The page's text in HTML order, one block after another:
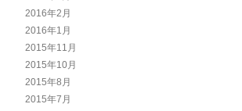
2016年2月
2016年1月
2015年11月
2015年10月
2015年8月
2015年7月